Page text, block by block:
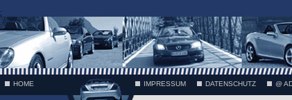
;
HOME IMPRESSUM DATENSCHUTZ @